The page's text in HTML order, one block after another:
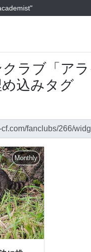
ラブ「ア
込みタグ